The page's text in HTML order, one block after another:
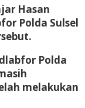
Hasan
Polda Sulsel
Polda
melakukan